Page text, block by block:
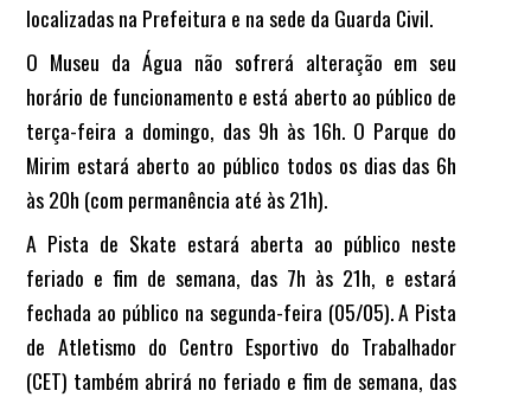
localizadas na Prefeitura e na sede da Guarda Civil.
O Museu da Água não sofrerá alteração em seu
horário de funcionamento e está aberto ao público de
terça-feira a domingo, das 9h às 16h. O Parque do
Mirim estará aberto ao público todos os dias das 6h
às 20h (com permanência até às 21h).
A Pista de Skate estará aberta ao público neste
feriado e fim de semana, das 7h às 21h, e estará
fechada ao público na segunda-feira (05/05). A Pista
de Atletismo do Centro Esportivo do Trabalhador
(CET) também abrirá no feriado e fim de semana, das